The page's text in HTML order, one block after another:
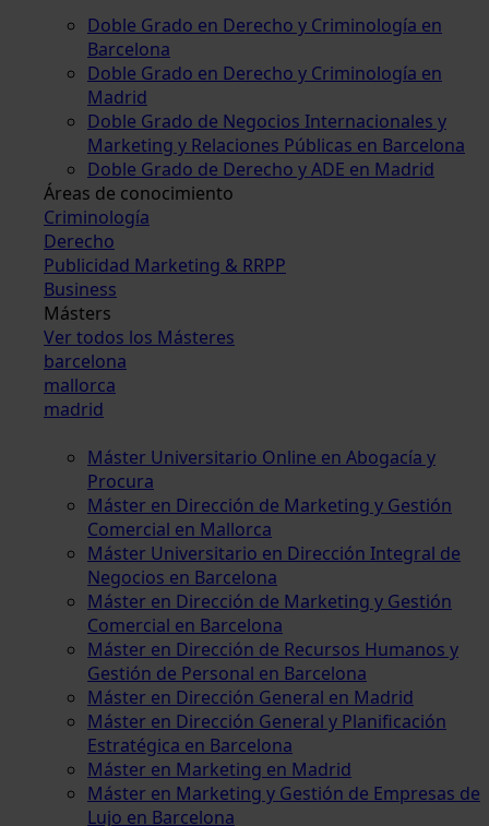
Doble Grado en Derecho y Criminología en
Barcelona
Doble Grado en Derecho y Criminología en
Madrid
Doble Grado de Negocios Internacionales y
Marketing y Relaciones Públicas en Barcelona
Doble Grado de Derecho y ADE en Madrid
Áreas de conocimiento
Criminología
Derecho
Publicidad Marketing & RRPP
Business
Másters
Ver todos los Másteres
barcelona
mallorca
madrid
Máster Universitario Online en Abogacía y
Procura
Máster en Dirección de Marketing y Gestión
Comercial en Mallorca
Máster Universitario en Dirección Integral de
Negocios en Barcelona
Máster en Dirección de Marketing y Gestión
Comercial en Barcelona
Máster en Dirección de Recursos Humanos y
Gestión de Personal en Barcelona
Máster en Dirección General en Madrid
Máster en Dirección General y Planificación
Estratégica en Barcelona
Máster en Marketing en Madrid
Máster en Marketing y Gestión de Empresas de
Lujo en Barcelona